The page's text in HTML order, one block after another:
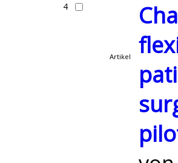
4
Artikel